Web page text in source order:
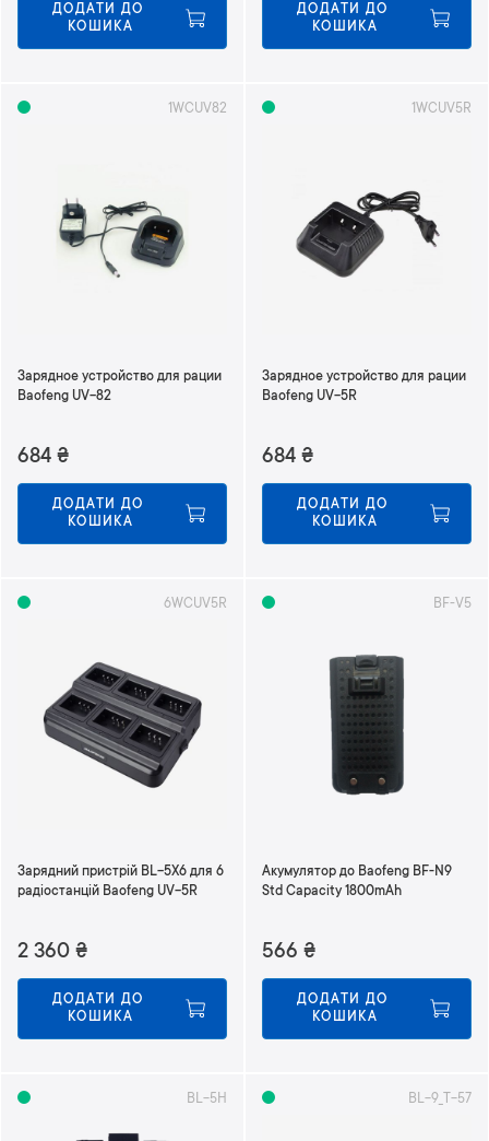
ДОДАТИ ДО
КОШИКА
ДОДАТИ ДО
КОШИКА
1WCUV82
Зарядное устройство для рации
Baofeng UV-82
684 ₴
ДОДАТИ ДО
КОШИКА
1WCUV5R
Зарядное устройство для рации
Baofeng UV-5R
684 ₴
ДОДАТИ ДО
КОШИКА
6WCUV5R
Зарядний пристрій BL-5X6 для 6
радіостанцій Baofeng UV-5R
2 360 ₴
ДОДАТИ ДО
КОШИКА
BF-V5
Акумулятор до Baofeng BF-N9
Std Capacity 1800mAh
566 ₴
ДОДАТИ ДО
КОШИКА
BL-5H BL-9_T-57